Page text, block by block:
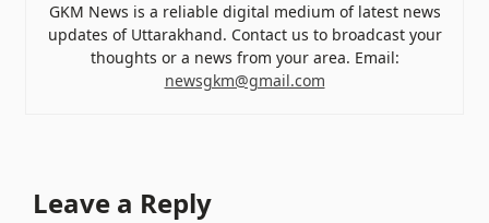
GKM News is a reliable digital medium of latest news
updates of Uttarakhand. Contact us to broadcast your
thoughts or a news from your area. Email:
newsgkm@gmail.com
Leave a Reply